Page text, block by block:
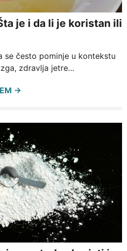
je i da li je koristan ili
se često pominje u kontekstu
zdravlja jetre…
→